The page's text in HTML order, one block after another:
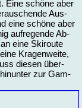
Ei­ne schö­ne aber
Aus­
ei­ne schö­ne aber
auf­re­gen­de Ab­
ei­ne Ski­rou­te
Kra­gen­wei­te,
die­sen über­
zur Gam­